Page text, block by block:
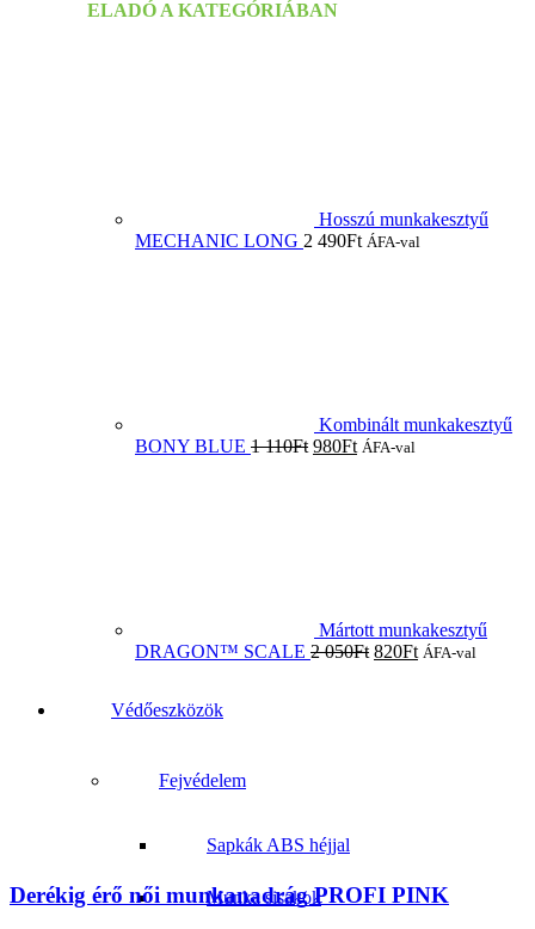
ELADÓ A KATEGÓRIÁBAN
Hosszú munkakesztyű
MECHANIC LONG 2 490Ft ÁFA-val
Kombinált munkakesztyű
BONY BLUE 1 110Ft 980Ft ÁFA-val
Mártott munkakesztyű
DRAGON™ SCALE 2 050Ft 820Ft ÁFA-val
Védőeszközök
Fejvédelem
Sapkák ABS héjjal
Munka sisakok
Derékig érő női munkanadrág PROFI PINK